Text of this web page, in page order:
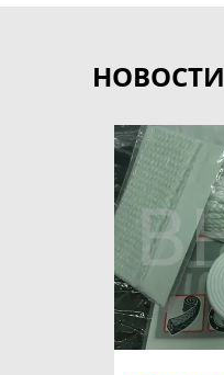
НОВОСТИ